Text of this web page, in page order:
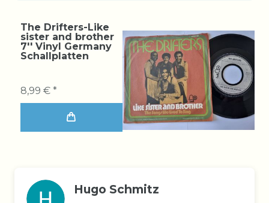
The Drifters-Like
sister and brother
7'' Vinyl Germany
Schallplatten
8,99 € *
Hugo Schmitz